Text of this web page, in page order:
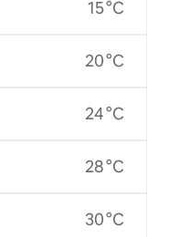
15 °C
20 °C
24 °C
28 °C
30 °C